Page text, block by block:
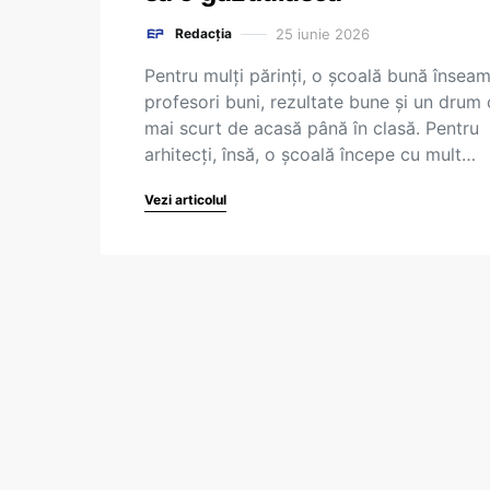
Redacția 25 iunie 2026
Pentru mulți părinți, o școală bună
profesori buni, rezultate bune și un drum
mai scurt de acasă până în clasă. Pentru
arhitecți, însă, o școală începe cu mult…
Vezi articolul